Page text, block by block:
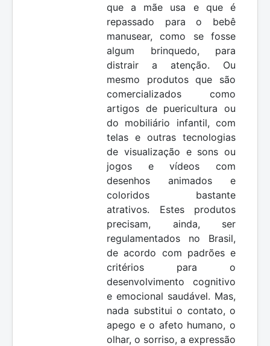
que a mãe usa e que é
repassado para o bebê
manusear, como se fosse
algum brinquedo, para
distrair a atenção. Ou
mesmo produtos que são
comercializados como
artigos de puericultura ou
do mobiliário infantil, com
telas e outras tecnologias
de visualização e sons ou
jogos e vídeos com
desenhos animados e
coloridos bastante
atrativos. Estes produtos
precisam, ainda, ser
regulamentados no Brasil,
de acordo com padrões e
critérios para o
desenvolvimento cognitivo
e emocional saudável. Mas,
nada substitui o contato, o
apego e o afeto humano, o
olhar, o sorriso, a expressão